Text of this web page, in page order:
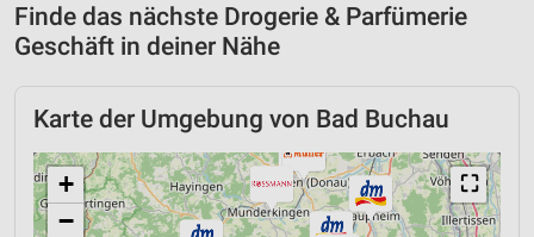
Finde das nächste Drogerie & Parfümerie
Geschäft in deiner Nähe
Karte der Umgebung von Bad Buchau
⛶
+
−